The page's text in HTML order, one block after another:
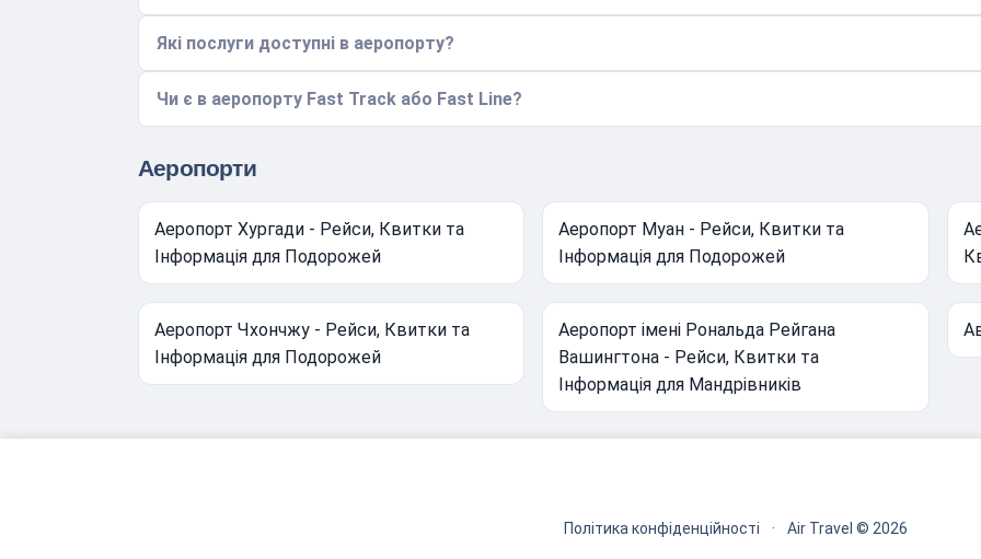
Які послуги доступні в аеропорту?
Чи є в аеропорту Fast Track або Fast Line?
Аеропорти
Аеропорт Хургади - Рейси, Квитки та
Інформація для Подорожей
Аеропорт Муан - Рейси, Квитки та
Інформація для Подорожей
Аеропорт Чхончжу - Рейси, Квитки та
Інформація для Подорожей
Аеропорт імені Рональда Рейгана
Вашингтона - Рейси, Квитки та
Інформація для Мандрівників
Політика конфіденційності · Air Travel © 2026